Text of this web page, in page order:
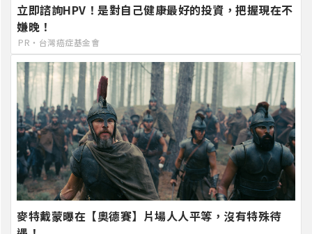
立即諮詢HPV！是對自己健康最好的投資，把握現在不
嫌晚！
PR・台灣癌症基金會
麥特戴蒙曝在【奧德賽】片場人人平等，沒有特殊待